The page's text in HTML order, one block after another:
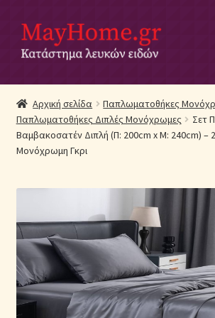
Απευθείας
μετάβαση
στην
Μετάβαση
σε
περιεχόμενο
Αρχική
Ακύρωση Παραγγελίας
Αποστολές
Επικοινωνία
Επιστροφές Προϊόντων
Η εταιρία μας
Αρχική σελίδα
Παπλωματοθήκες
Παπλωματοθήκες Διπλές Μονόχρωμες
Σετ
Βαμβακοσατέν Διπλή (Π: 200cm x Μ: 240cm) –
Μονόχρωμη Γκρι